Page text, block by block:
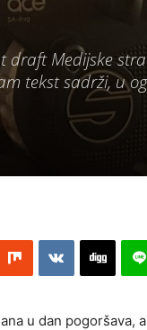
Medijske
tekst sadrži, u
u dan pogoršava,